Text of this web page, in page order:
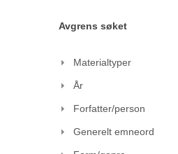
Avgrens søket
Materialtyper
År
Forfatter/person
Generelt emneord